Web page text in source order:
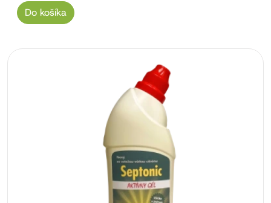
Do košíka